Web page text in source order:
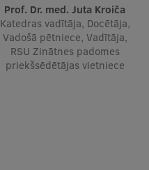
Prof. Dr. med. Juta Kroiča
Katedras vadītāja, Docētāja,
Vadošā pētniece, Vadītāja,
RSU Zinātnes padomes
priekšsēdētājas vietniece